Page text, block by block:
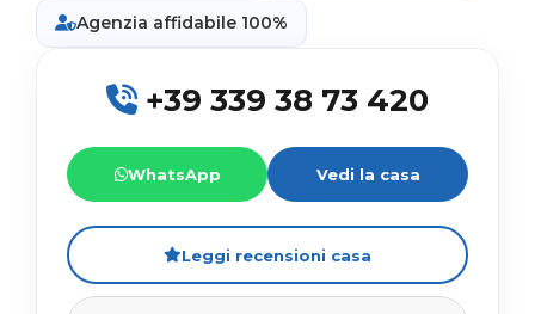
Agenzia affidabile 100%
+39 339 38 73 420
WhatsApp Vedi la casa
Leggi recensioni casa